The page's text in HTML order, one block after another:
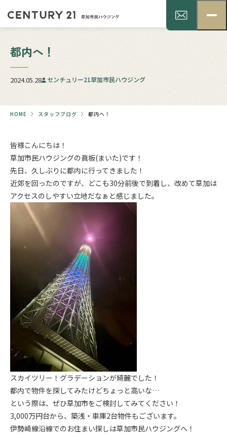
都内へ！
2024.05.28 センチュリー21草加市民ハウジング
HOME スタッフブログ 都内へ！
皆様こんにちは！
草加市民ハウジングの眞板(まいた)です！
先日、久しぶりに都内に行ってきました！
近郊を回ったのですが、どこも30分前後で到着し、改めて草加は
アクセスのしやすい立地だなぁと感じました。
スカイツリー！グラデーションが綺麗でした！
都内で物件を探してみたけどちょっと高いな…
という際は、ぜひ草加市をご検討してみてください！
3,000万円台から、築浅・車庫2台物件もございます。
伊勢崎線沿線でのお住まい探しは草加市民ハウジングへ！